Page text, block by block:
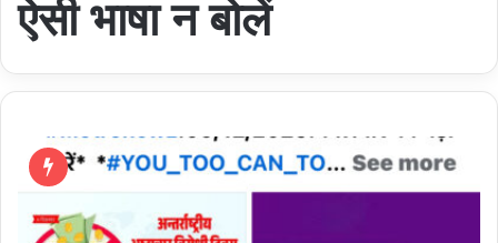
ऐसी भाषा न बोलें